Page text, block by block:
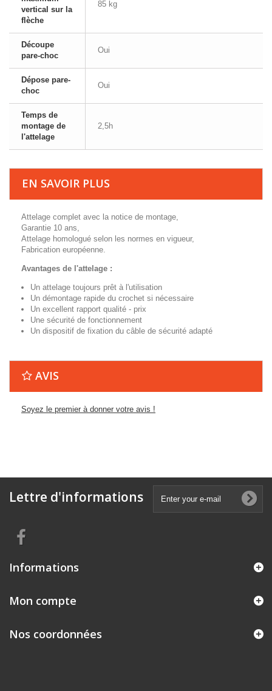
vertical sur la
flèche
85 kg
Découpe
pare-choc
Oui
Dépose pare-
choc
Oui
Temps de
montage de
l'attelage
2,5h
EN SAVOIR PLUS
Attelage complet avec la notice de montage,
Garantie 10 ans,
Attelage homologué selon les normes en vigueur,
Fabrication européenne.
Avantages de l'attelage :
Un attelage toujours prêt à l'utilisation
Un démontage rapide du crochet si nécessaire
Un excellent rapport qualité - prix
Une sécurité de fonctionnement
Un dispositif de fixation du câble de sécurité adapté
AVIS
Soyez le premier à donner votre avis !
Lettre d'informations
Informations
Mon compte
Nos coordonnées